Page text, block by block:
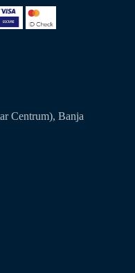
Centrum), Banja